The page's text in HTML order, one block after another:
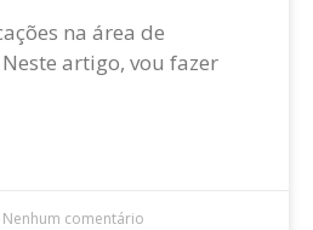
na área de
artigo, vou fazer
Nenhum comentário